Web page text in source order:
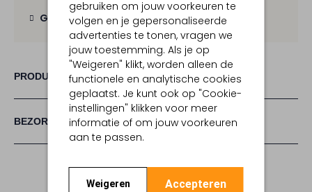
gebruiken om jouw voorkeuren te
volgen en je gepersonaliseerde
advertenties te tonen, vragen we
jouw toestemming. Als je op
"Weigeren" klikt, worden alleen de
functionele en analytische cookies
geplaatst. Je kunt ook op "Cookie-
instellingen" klikken voor meer
informatie of om jouw voorkeuren
aan te passen.
Weigeren Accepteren
Gratis retourbinnen 30 dagen
PRODUCT INFORMATIE
BEZORGEN & RETOURNEREN